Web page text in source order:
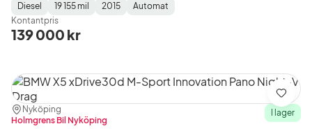
Fuel
Type:
Diesel
Mätarställning:
19 155 mil
Model
Year:
2015
Gearbox
Type:
Automat
Kontantpris
139 000 kr
Plats:
Nyköping
Återförsäljare:
Holmgrens Bil Nyköping
I lager
Spara